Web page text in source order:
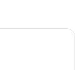
d'albergo compatta